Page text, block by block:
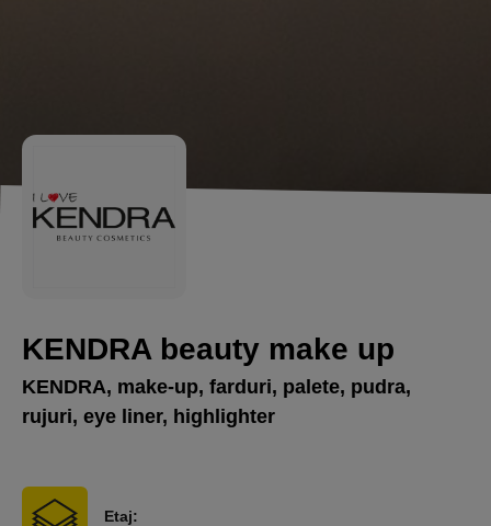
KENDRA beauty make up
KENDRA, make-up, farduri, palete, pudra,
rujuri, eye liner, highlighter
Etaj: